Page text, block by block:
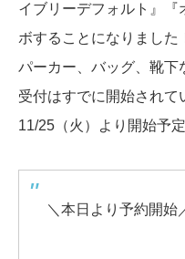
イブリーデフォルト』『
ボすることになりました
パーカー、バッグ、靴
受付はすでに開始されて
11/25（火）より開始予定
＼本日より予約開始